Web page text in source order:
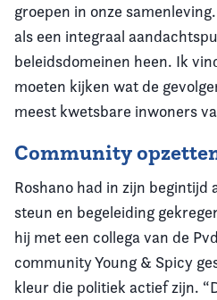
groepen in onze
als een integraal
beleidsdomeinen heen. Ik
moeten kijken wat de
meest kwetsbare inwoners
Community
Roshano had in zijn begintijd
steun en begeleiding
hij met een collega van de
community Young & Spicy
kleur die politiek actief zijn.